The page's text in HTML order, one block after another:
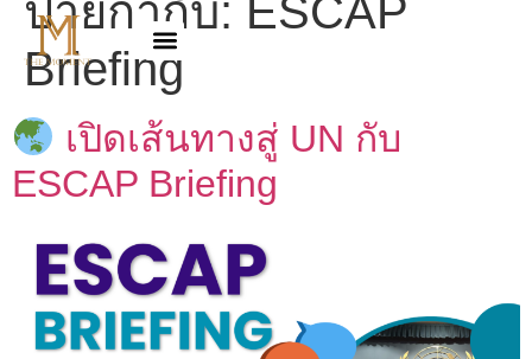
ป้ายกำกับ: ESCAP
Briefing
เปิดเส้นทางสู่ UN กับ
ESCAP Briefing